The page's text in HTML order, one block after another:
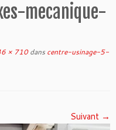
mecanique-
× 710dans centre-usinage-5-
Suivant →